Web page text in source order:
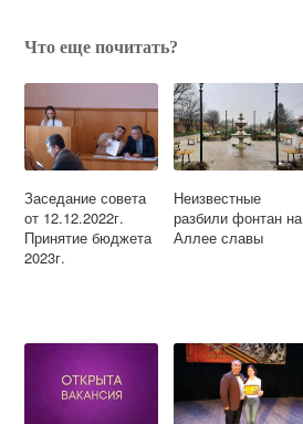
Что еще почитать?
Заседание совета
от 12.12.2022г.
Принятие бюджета
2023г.
Неизвестные
разбили фонтан на
Аллее славы